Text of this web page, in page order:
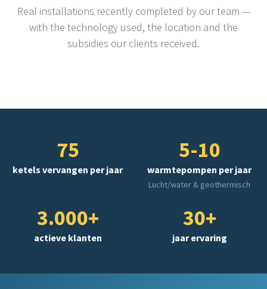
Real installations recently completed by our team —
with the technology used, the location and the
subsidies our clients received.
75
ketels vervangen per jaar
5-10
warmtepompen per jaar
Lucht/water & geothermisch
3.000+
actieve klanten
30+
jaar ervaring